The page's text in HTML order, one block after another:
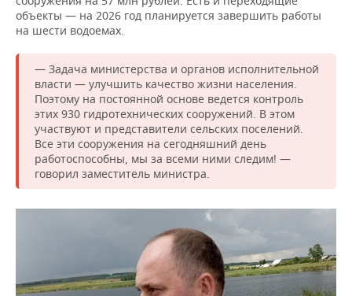
объекты — на 2026 год планируется завершить работы
на шести водоемах.
— Задача министерства и органов исполнительной
власти — улучшить качество жизни населения.
Поэтому на постоянной основе ведется контроль
этих 930 гидротехнических сооружений. В этом
участвуют и представители сельских поселений.
Все эти сооружения на сегодняшний день
работоспособны, мы за всеми ними следим! —
говорил заместитель министра.